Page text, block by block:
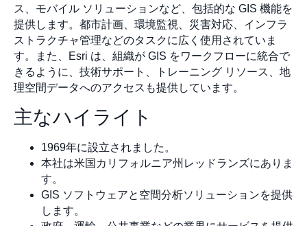
ス、モバイル ソリューションなど、包括的な GIS 機能を
提供します。都市計画、環境監視、災害対応、インフラ
ストラクチャ管理などのタスクに広く使用されていま
す。また、Esri は、組織が GIS をワークフローに統合で
きるように、技術サポート、トレーニング リソース、地
理空間データへのアクセスも提供しています。
主なハイライト
1969年に設立されました。
本社は米国カリフォルニア州レッドランズにありま
す。
GIS ソフトウェアと空間分析ソリューションを提供
します。